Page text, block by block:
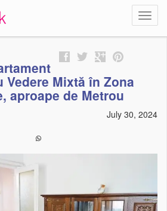
Vedere Mixtă în Zona
aproape de Metrou
July 30, 2024